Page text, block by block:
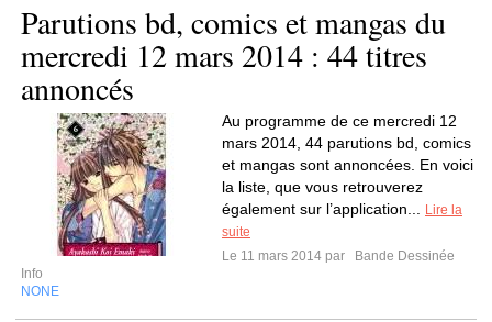
Parutions bd, comics et mangas du
mercredi 12 mars 2014 : 44 titres
annoncés
Au programme de ce mercredi 12
mars 2014, 44 parutions bd, comics
et mangas sont annoncées. En voici
la liste, que vous retrouverez
également sur l’application...
Lire la
suite
Le 11 mars 2014 par
Bande Dessinée
Info
NONE